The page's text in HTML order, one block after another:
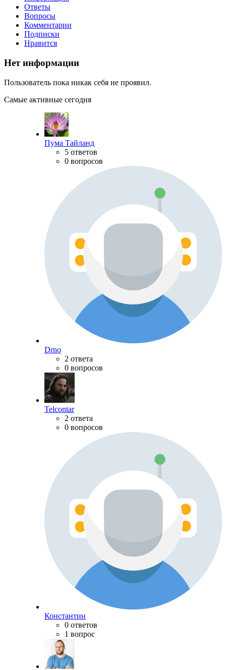
Ответы
Вопросы
Комментарии
Подписки
Нравится
Нет информации
Пользователь пока никак себя не проявил.
Самые активные сегодня
Пума Тайланд
5 ответов
0 вопросов
Drno
2 ответа
0 вопросов
Telcontar
2 ответа
0 вопросов
Константин
0 ответов
1 вопрос